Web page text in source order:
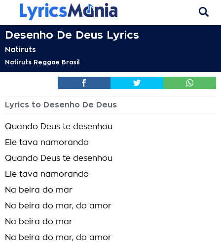
Desenho De Deus Lyrics
Natiruts
Natiruts Reggae Brasil
Lyrics to Desenho De Deus
Quando Deus te desenhou
Ele tava namorando
Quando Deus te desenhou
Ele tava namorando
Na beira do mar
Na beira do mar, do amor
Na beira do mar
Na beira do mar, do amor